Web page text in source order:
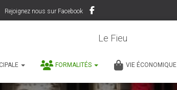
Rejoignez nous sur Facebook
Le Fieu
FORMALITÉS VIE ÉCONOMIQUE